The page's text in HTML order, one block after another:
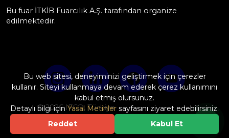
Bu fuar İTKİB Fuarcılık A.Ş. tarafından organize
edilmektedir.
© 2026 IFCO, Türkiye
Web Design & Software by
Bu web sitesi, deneyiminizi geliştirmek için çerezler
kullanır. Siteyi kullanmaya devam ederek çerez kullanımını
kabul etmiş olursunuz.
Detaylı bilgi içinYasal Metinler sayfasını ziyaret edebilirsiniz.
Reddet
Kabul Et